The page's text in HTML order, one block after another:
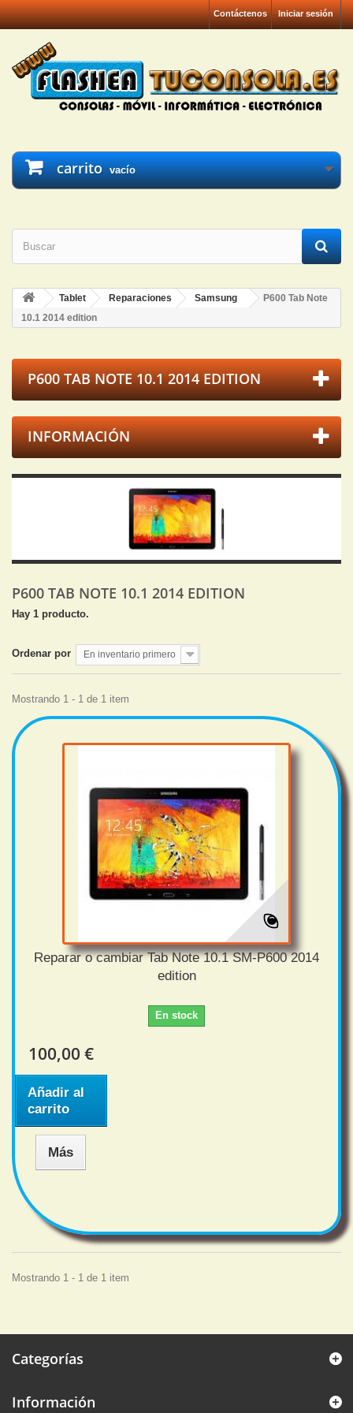
Iniciar sesión
Contáctenos
carrito vacío
Tablet Reparaciones Samsung
P600 Tab Note
10.1 2014 edition
P600 TAB NOTE 10.1 2014 EDITION
INFORMACIÓN
P600 TAB NOTE 10.1 2014 EDITION
Hay 1 producto.
Ordenar por En inventario primero
Mostrando 1 - 1 de 1 item
Reparar o cambiar Tab Note 10.1 SM-P600 2014
edition
En stock
100,00 €
Añadir al
carrito
Más
Mostrando 1 - 1 de 1 item
Categorías
Información